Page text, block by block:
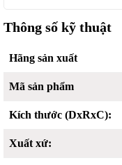
Thông số kỹ thuật
Hãng sản xuất
Mã sản phẩm
Kích thước (DxRxC):
Xuất xứ: